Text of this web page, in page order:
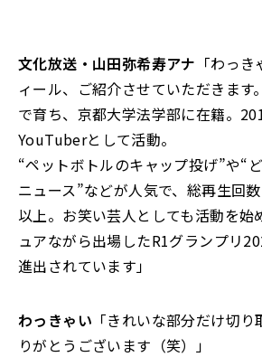
文化放送・山田弥希寿アナ 「わっ
ィール、ご紹介させていただきます
で育ち、京都大学法学部に在籍。
YouTuberとして活動。
“ペットボトルのキャップ投げ”や“
ニュース”などが人気で、総再生回
以上。お笑い芸人としても活動を始
ュアながら出場したR1グランプリ
進出されています」
わっきゃい 「きれいな部分だけ切
りがとうございます（笑）」